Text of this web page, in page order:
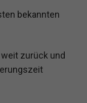
bekannten
zurück und